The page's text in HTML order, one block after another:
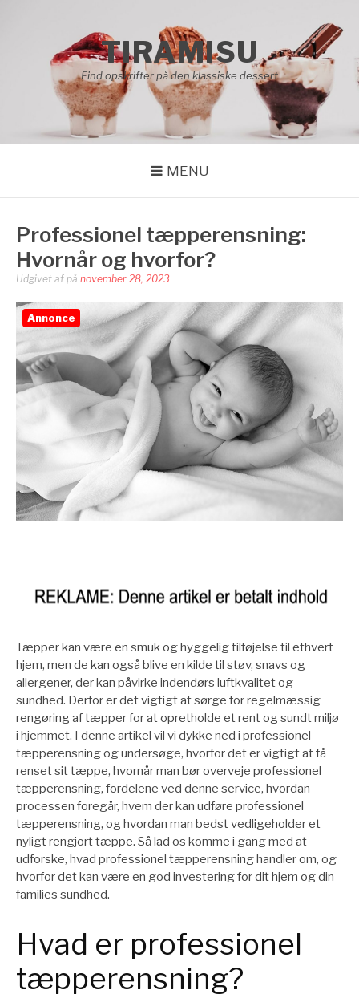
TIRAMISU
Find opskrifter på den klassiske dessert
MENU
Professionel tæpperensning:
Hvornår og hvorfor?
Udgivet af på november 28, 2023
Annonce
Tæpper kan være en smuk og hyggelig tilføjelse til ethvert
hjem, men de kan også blive en kilde til støv, snavs og
allergener, der kan påvirke indendørs luftkvalitet og
sundhed. Derfor er det vigtigt at sørge for regelmæssig
rengøring af tæpper for at opretholde et rent og sundt miljø
i hjemmet. I denne artikel vil vi dykke ned i professionel
tæpperensning og undersøge, hvorfor det er vigtigt at få
renset sit tæppe, hvornår man bør overveje professionel
tæpperensning, fordelene ved denne service, hvordan
processen foregår, hvem der kan udføre professionel
tæpperensning, og hvordan man bedst vedligeholder et
nyligt rengjort tæppe. Så lad os komme i gang med at
udforske, hvad professionel tæpperensning handler om, og
hvorfor det kan være en god investering for dit hjem og din
families sundhed.
Hvad er professionel
tæpperensning?